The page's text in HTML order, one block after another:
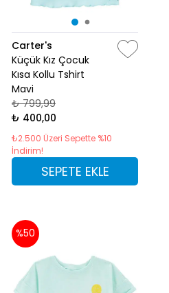
Carter's
Küçük Kız Çocuk
Kısa Kollu Tshirt
Mavi
₺ 799,99
₺ 400,00
₺2.500 Üzeri Sepette %10
İndirim!
SEPETE EKLE
%50